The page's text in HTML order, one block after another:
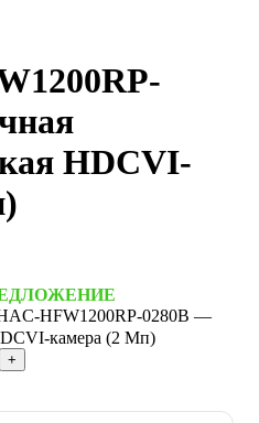
HDCVI-
HFW1200RP-0280B —
камера (2 Мп)